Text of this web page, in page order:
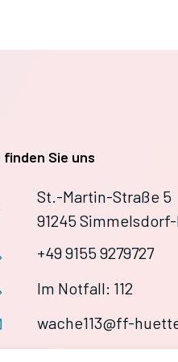
finden Sie uns
St.-Martin-Straße 5
91245
+49 9155 9279727
Im Notfall: 112
wache113@ff-